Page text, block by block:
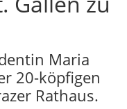
Maria
20-köpfigen
Rathaus.